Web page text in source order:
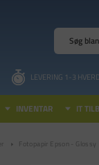
LEVERING 1-3
INVENTAR IT
Fotopapir Epson -